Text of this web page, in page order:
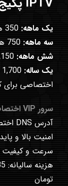
یک ماهه:
سه ماهه:
شش ماهه:
یک ساله:
اختصاصی برای
سرور VIP اختصاصی برای مشترکین خارج از کشور:
آدرس DNS اختصاصی و غیرقابل ردیابی
امنیت بالا و
سرعت و
تومان